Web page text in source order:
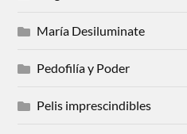
María Desiluminate
Pedofilía y Poder
Pelis imprescindibles